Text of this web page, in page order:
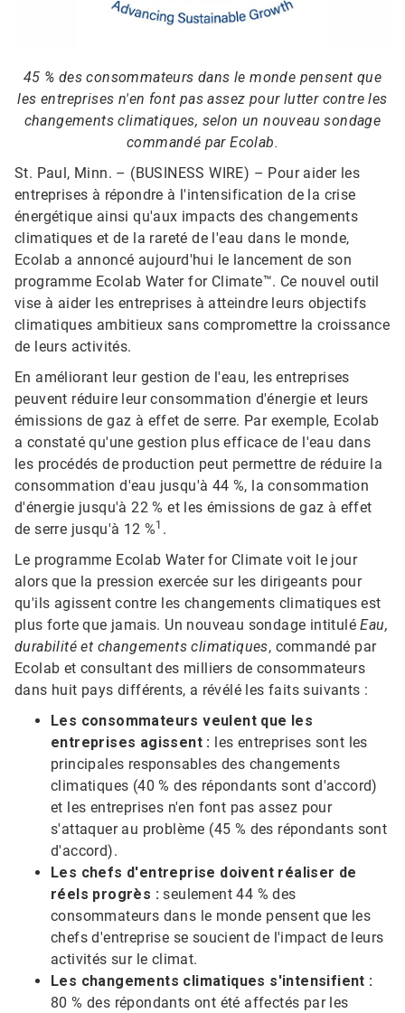
45 % des consommateurs dans le monde pensent que
les entreprises n'en font pas assez pour lutter contre les
changements climatiques, selon un nouveau sondage
commandé par Ecolab.
St. Paul, Minn. – (BUSINESS WIRE) – Pour aider les
entreprises à répondre à l'intensification de la crise
énergétique ainsi qu'aux impacts des changements
climatiques et de la rareté de l'eau dans le monde,
Ecolab a annoncé aujourd'hui le lancement de son
programme Ecolab Water for Climate™. Ce nouvel outil
vise à aider les entreprises à atteindre leurs objectifs
climatiques ambitieux sans compromettre la croissance
de leurs activités.
En améliorant leur gestion de l'eau, les entreprises
peuvent réduire leur consommation d'énergie et leurs
émissions de gaz à effet de serre. Par exemple, Ecolab
a constaté qu'une gestion plus efficace de l'eau dans
les procédés de production peut permettre de réduire la
consommation d'eau jusqu'à 44 %, la consommation
d'énergie jusqu'à 22 % et les émissions de gaz à effet
de serre jusqu'à 12 %1 .
Le programme Ecolab Water for Climate voit le jour
alors que la pression exercée sur les dirigeants pour
qu'ils agissent contre les changements climatiques est
plus forte que jamais.​​​​​​​ Un nouveau sondage intituléEau,
durabilité et changements climatiques, commandé par
Ecolab et consultant des milliers de consommateurs
dans huit pays différents, a révélé les faits suivants :
Les consommateurs veulent que les
entreprises agissent : les entreprises sont les
principales responsables des changements
climatiques (40 % des répondants sont d'accord)
et les entreprises n'en font pas assez pour
s'attaquer au problème (45 % des répondants sont
d'accord).
Les chefs d'entreprise doivent réaliser de
réels progrès : seulement 44 % des
consommateurs dans le monde pensent que les
chefs d'entreprise se soucient de l'impact de leurs
activités sur le climat.
Les changements climatiques s'intensifient :
80 % des répondants ont été affectés par les